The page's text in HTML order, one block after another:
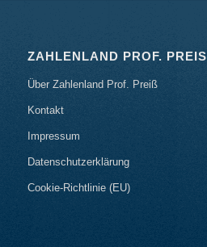
ZAHLENLAND PROF. PREISS
Über Zahlenland Prof. Preiß
Kontakt
Impressum
Datenschutzerklärung
Cookie-Richtlinie (EU)